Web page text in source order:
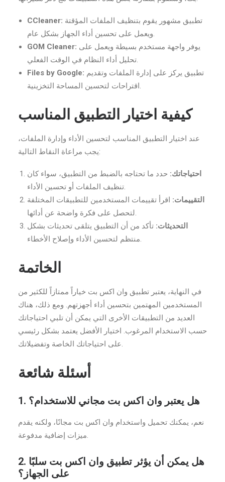
CCleaner:
ويعمل على تحسين أداء الجهاز بشكل عام.
GOM Cleaner:
تحليل أداء النظام في الوقت الفعلي.
Files by Google:
اقتراحات لتحسين المساحة التخزينية.
كيفية اختيار التطبيق المناسب
عند اختيار التطبيق المناسب لتحسين الأداء وإدارة الملفات،
يجب مراعاة النقاط التالية:
احتياجاتك: حدد ما تحتاجه بالضبط من التطبيق، سواء كان
تنظيف الملفات أو تحسين الأداء.
التقييمات: اقرأ تقييمات المستخدمين للتطبيقات المختلفة
لتحصل على فكرة واضحة عن أدائها.
التحديثات: تأكد من أن التطبيق يتلقى تحديثات بشكل
منتظم لتحسين الأداء وإصلاح الأخطاء.
الخاتمة
في النهاية، يعتبر تطبيق وان اكس بت خياراً ممتازاً للكثير من
المستخدمين المهتمين بتحسين أداء أجهزتهم. ومع ذلك، هناك
العديد من التطبيقات الأخرى التي يمكن أن تلبي احتياجاتك
حسب الاستخدام المرغوب. اختيار الأفضل يعتمد بشكل رئيسي
على احتياجاتك الخاصة وتفضيلاتك.
أسئلة شائعة
1. هل يعتبر وان اكس بت مجاني للاستخدام؟
نعم، يمكنك تحميل واستخدام وان اكس بت مجانًا، ولكنه يقدم
ميزات إضافية مدفوعة.
2. هل يمكن أن يؤثر تطبيق وان اكس بت سلبًا
على الجهاز؟